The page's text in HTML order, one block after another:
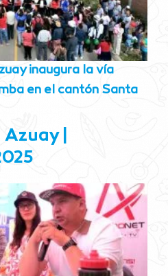
inaugura la vía
en el cantón Santa
Azuay